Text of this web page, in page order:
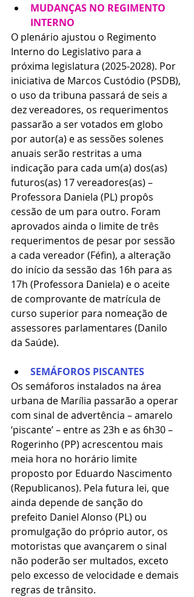
MUDANÇAS NO REGIMENTO
INTERNO
O plenário ajustou o Regimento
Interno do Legislativo para a
próxima legislatura (2025-2028). Por
iniciativa de Marcos Custódio (PSDB),
o uso da tribuna passará de seis a
dez vereadores, os requerimentos
passarão a ser votados em globo
por autor(a) e as sessões solenes
anuais serão restritas a uma
indicação para cada um(a) dos(as)
futuros(as) 17 vereadores(as) –
Professora Daniela (PL) propôs
cessão de um para outro. Foram
aprovados ainda o limite de três
requerimentos de pesar por sessão
a cada vereador (Féfin), a alteração
do início da sessão das 16h para as
17h (Professora Daniela) e o aceite
de comprovante de matrícula de
curso superior para nomeação de
assessores parlamentares (Danilo
da Saúde).
SEMÁFOROS PISCANTES
Os semáforos instalados na área
urbana de Marília passarão a operar
com sinal de advertência – amarelo
‘piscante’ – entre as 23h e as 6h30 –
Rogerinho (PP) acrescentou mais
meia hora no horário limite
proposto por Eduardo Nascimento
(Republicanos). Pela futura lei, que
ainda depende de sanção do
prefeito Daniel Alonso (PL) ou
promulgação do próprio autor, os
motoristas que avançarem o sinal
não poderão ser multados, exceto
pelo excesso de velocidade e demais
regras de trânsito.